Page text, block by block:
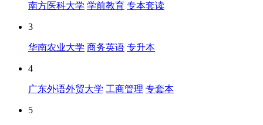
南方医科大学 学前教育 专本套读
3
华南农业大学 商务英语 专升本
4
广东外语外贸大学 工商管理 专套本
5